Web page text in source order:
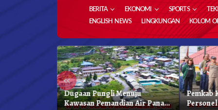
BERITA EKONOMI SPORTS
ENGLISH NEWS
LINGKUNGAN KOLOM
«
Dugaan Pungli Menuju
Kawasan Pemandian Air Panas
Pemkab